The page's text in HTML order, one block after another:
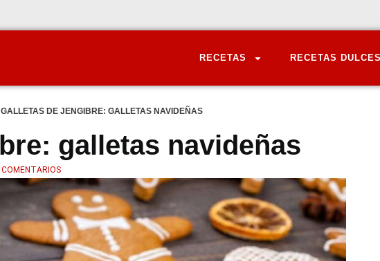
RECETAS RECETAS DULCES
GALLETAS DE JENGIBRE: GALLETAS NAVIDEÑAS
galletas navideñas